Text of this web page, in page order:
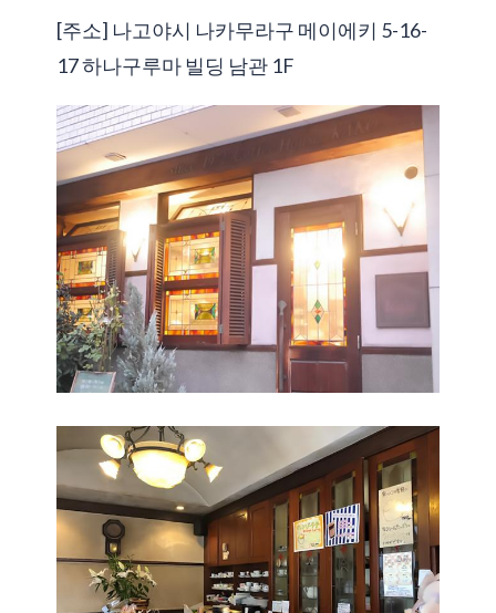
[주소] 나고야시 나카무라구 메이에키 5-16-
17 하나구루마 빌딩 남관 1F